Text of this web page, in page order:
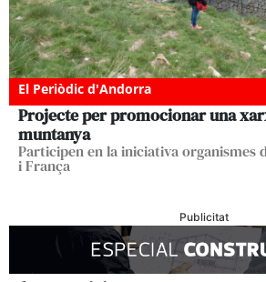
El Periòdic d'Andorra
Projecte per promocionar una
muntanya
Participen en la iniciativa organismes
i França
Publicitat